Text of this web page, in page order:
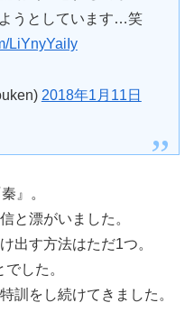
うとしています…笑
LiYnyYaiIy
2018年1月11日
』。
と漂がいました。
出す方法はただ1つ。
した。
訓をし続けてきました。